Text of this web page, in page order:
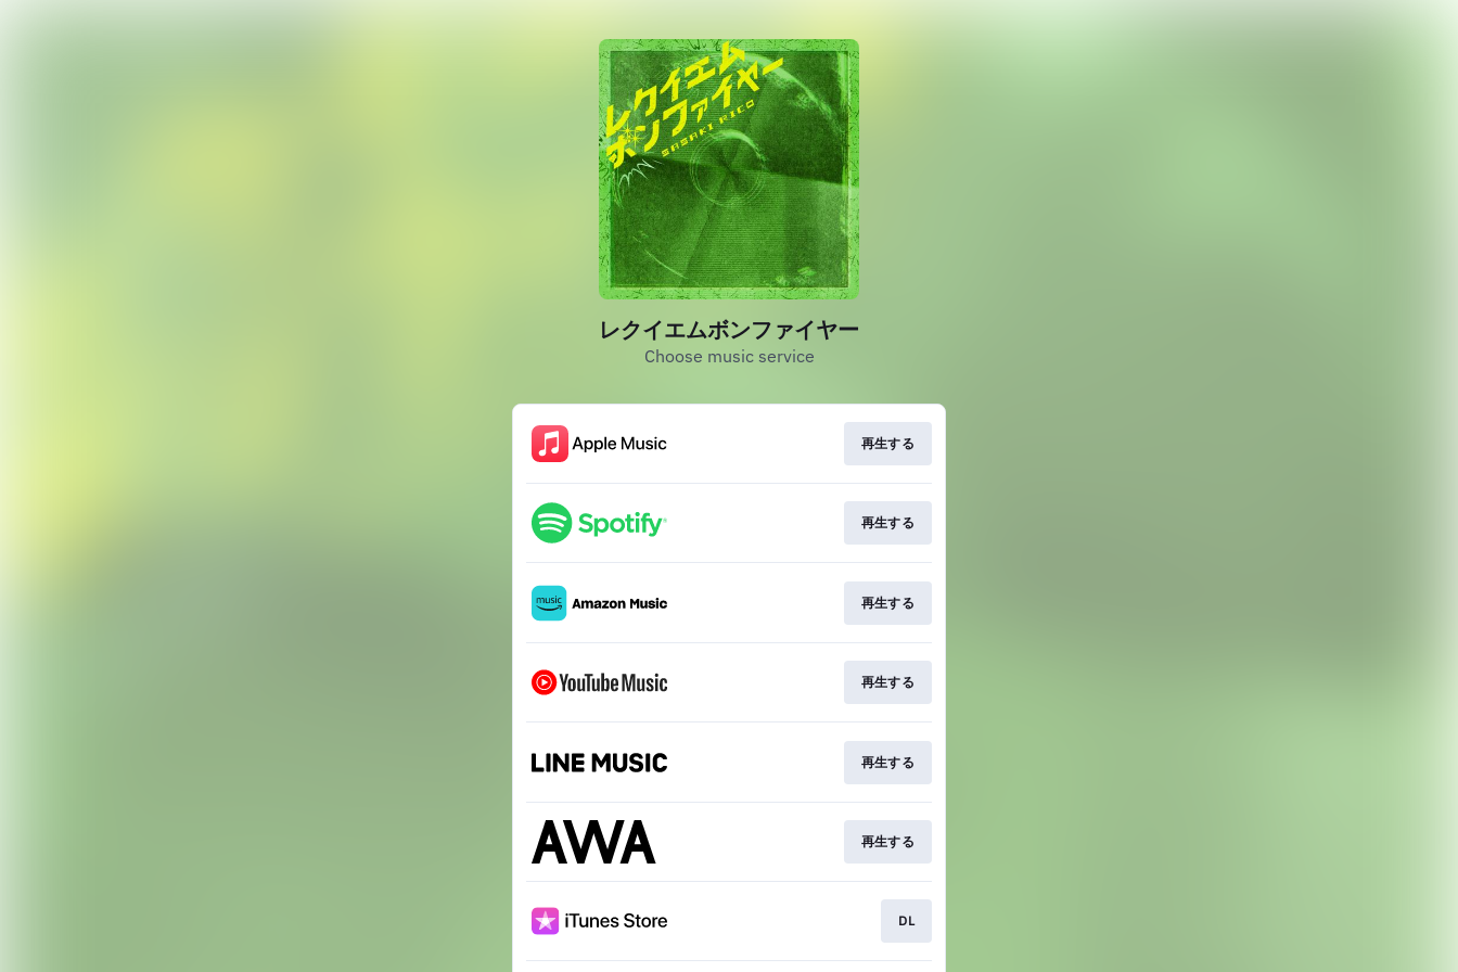
レクイエムボンファイヤー
Choose music service
再生する
再生する
再生する
再生する
再生する
再生する
DL